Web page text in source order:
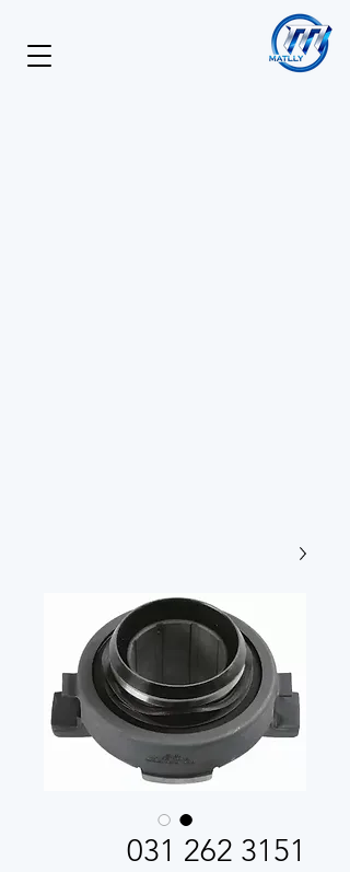
3151 262 031